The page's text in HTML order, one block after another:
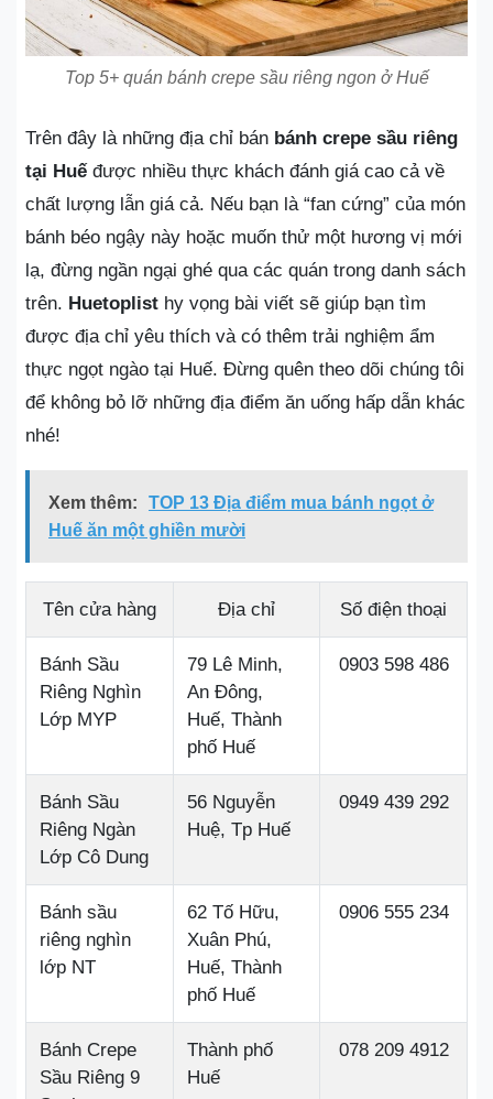
Top 5+ quán bánh crepe sầu riêng ngon ở Huế
Trên đây là những địa chỉ bán bánh crepe sầu riêng
tại Huếđược nhiều thực khách đánh giá cao cả về
chất lượng lẫn giá cả. Nếu bạn là “fan cứng” của món
bánh béo ngậy này hoặc muốn thử một hương vị mới
lạ, đừng ngần ngại ghé qua các quán trong danh sách
trên. Huetoplist hy vọng bài viết sẽ giúp bạn tìm
được địa chỉ yêu thích và có thêm trải nghiệm ẩm
thực ngọt ngào tại Huế. Đừng quên theo dõi chúng tôi
để không bỏ lỡ những địa điểm ăn uống hấp dẫn khác
nhé!
Xem thêm:
TOP 13 Địa điểm mua bánh ngọt ở
Huế ăn một ghiền mười
Tên cửa hàng Địa chỉ Số điện thoại
Bánh Sầu
Riêng Nghìn
Lớp MYP
79 Lê Minh,
An Đông,
Huế, Thành
phố Huế
0903 598 486
Bánh Sầu
Riêng Ngàn
Lớp Cô Dung
56 Nguyễn
Huệ, Tp Huế
0949 439 292
Bánh sầu
riêng nghìn
lớp NT
62 Tố Hữu,
Xuân Phú,
Huế, Thành
phố Huế
0906 555 234
Bánh Crepe
Sầu Riêng 9
Thành phố
Huế
078 209 4912